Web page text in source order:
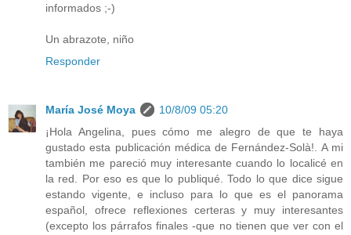
informados ;-)
Un abrazote, niño
Responder
María José Moya
10/8/09 05:20
¡Hola Angelina, pues cómo me alegro de que te haya
gustado esta publicación médica de Fernández-Solà!. A mi
también me pareció muy interesante cuando lo localicé en
la red. Por eso es que lo publiqué. Todo lo que dice sigue
estando vigente, e incluso para lo que es el panorama
español, ofrece reflexiones certeras y muy interesantes
(excepto los párrafos finales -que no tienen que ver con el